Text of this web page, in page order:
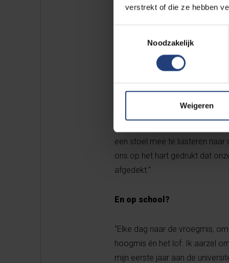
verstrekt of die ze hebben
Noodzakelijk
Weigeren
Je komt uit een katholiek
“Ik ben er niet echt
Damascus door de Heer van
een bepaald moment was het
kon ze. Haar ouders waren
een stoel mee te luisteren
ons op het hart gedrukt dat
afgedekt.”
En op school?
“Elke dag naar de vroegmis,
hoogmis én het lof. Ik aarzel
mijn eerste jaar aan de